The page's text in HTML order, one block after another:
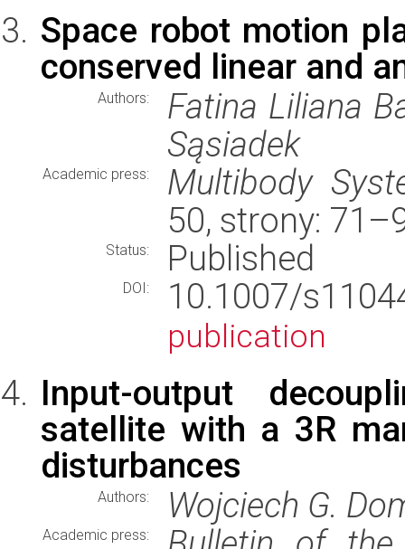
Space robot motion
conserved linear and
Authors:
Fatina Liliana
Sąsiadek
Academic press:
Multibody
50, strony:
Status: Published
DOI: 10.1007/
publication
Input-output
satellite with a 3R
disturbances
Authors: Wojciech G.
Academic press: